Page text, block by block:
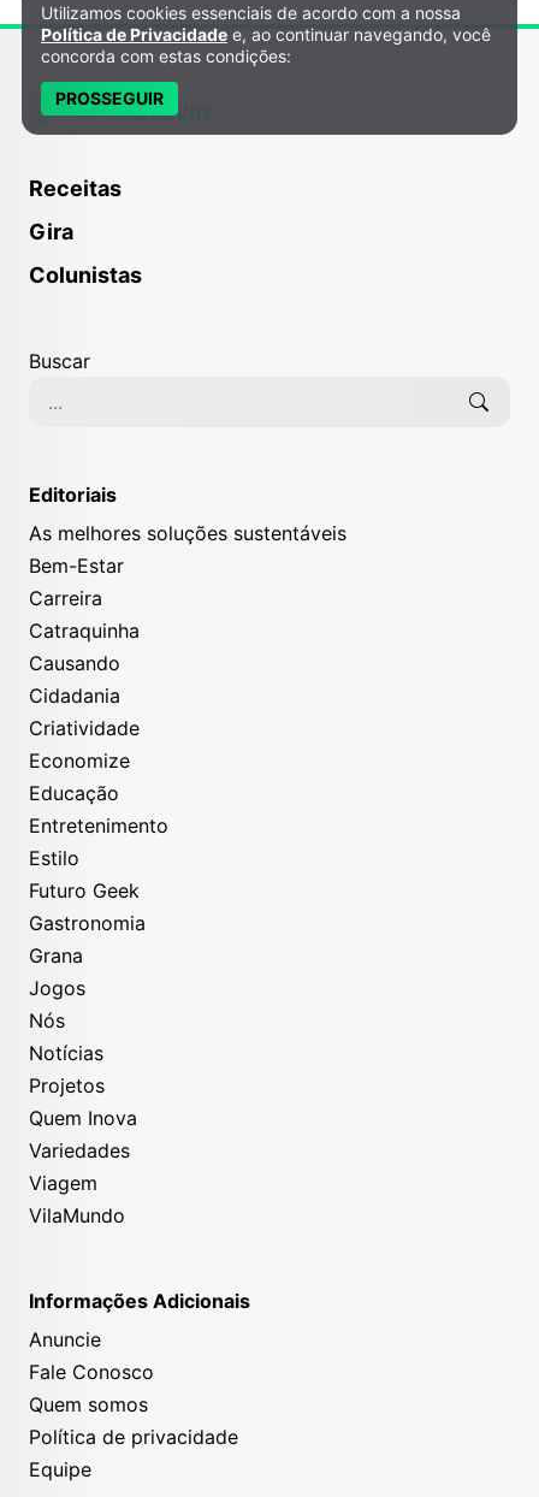
Receitas
Gira
Colunistas
Buscar
Editoriais
As melhores soluções sustentáveis
Bem-Estar
Carreira
Catraquinha
Causando
Cidadania
Criatividade
Economize
Educação
Entretenimento
Estilo
Futuro Geek
Gastronomia
Grana
Jogos
Nós
Notícias
Projetos
Quem Inova
Variedades
Viagem
VilaMundo
Informações Adicionais
Anuncie
Fale Conosco
Quem somos
Política de privacidade
Equipe
Política de Privacidade e Cookies
Utilizamos cookies essenciais de acordo com a nossa
Política de Privacidade e, ao continuar navegando, você
concorda com estas condições:
PROSSEGUIR